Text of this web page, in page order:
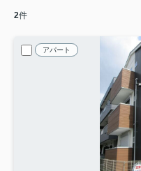
2件
アパート